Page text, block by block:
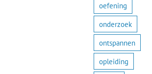
oefening
onderzoek
ontspannen
opleiding